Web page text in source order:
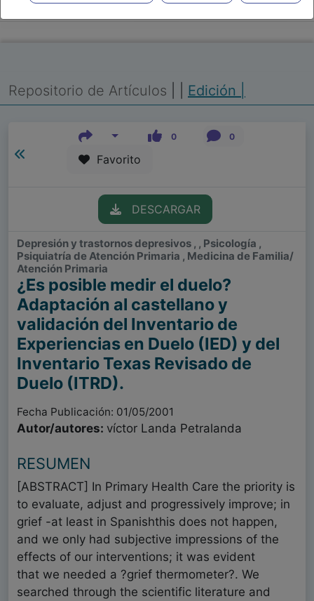
Repositorio de Artículos Edición |
0 0
Favorito
DESCARGAR
Depresión y trastornos depresivos , , Psicología ,
Psiquiatría de Atención Primaria , Medicina de Familia/
Atención Primaria
¿Es posible medir el duelo?
Adaptación al castellano y
validación del Inventario de
Experiencias en Duelo (IED) y del
Inventario Texas Revisado de
Duelo (ITRD).
Fecha Publicación: 01/05/2001
Autor/autores: víctor Landa Petralanda
RESUMEN
[ABSTRACT] In Primary Health Care the priority is
to evaluate, adjust and progressively improve; in
grief -at least in Spanishthis does not happen,
and we only had subjective impressions of the
effects of our interventions; it was evident
that we needed a ?grief thermometer?. We
searched through the scientific literature and